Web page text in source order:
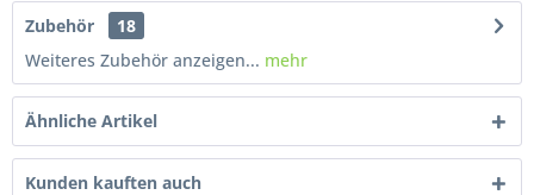
Zubehör
18
Weiteres Zubehör anzeigen... mehr
Ähnliche Artikel
Kunden kauften auch